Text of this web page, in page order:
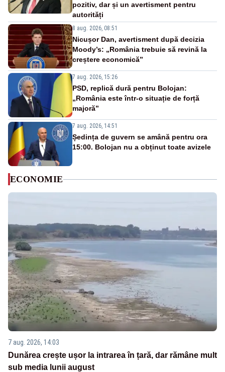
pozitiv, dar și un avertisment pentru
autorități
8 aug. 2026, 08:51
Nicușor Dan, avertisment după decizia
Moody’s: „România trebuie să revină la
creștere economică”
7 aug. 2026, 15:26
PSD, replică dură pentru Bolojan:
„România este într-o situație de forță
majoră”
7 aug. 2026, 14:51
Ședința de guvern se amână pentru ora
15:00. Bolojan nu a obținut toate avizele
ECONOMIE
7 aug. 2026, 14:03
Dunărea crește ușor la intrarea în țară, dar rămâne mult
sub media lunii august